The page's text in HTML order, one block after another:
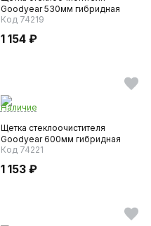
Goodyear 530мм гибридная
Код 74219
1 154 ₽
Наличие
Щетка стеклоочистителя
Goodyear 600мм гибридная
Код 74221
1 153 ₽